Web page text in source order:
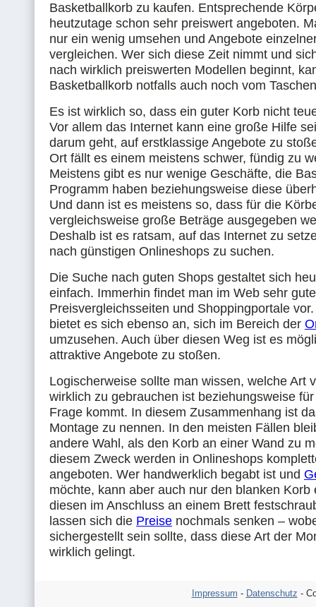
Basketballkorb zu kaufen. Entsprechende
heutzutage schon sehr preiswert angeboten.
nur ein wenig umsehen und Angebote
vergleichen. Wer sich diese Zeit nimmt und
nach wirklich preiswerten Modellen beginnt,
Basketballkorb notfalls auch noch vom
Es ist wirklich so, dass ein guter Korb nicht
Vor allem das Internet kann eine große Hilfe
darum geht, auf erstklassige Angebote zu
Ort fällt es einem meistens schwer, fündig zu
Meistens gibt es nur wenige Geschäfte, die
Programm haben beziehungsweise diese
Und dann ist es meistens so, dass für die
vergleichsweise große Beträge ausgegeben
Deshalb ist es ratsam, auf das Internet zu
nach günstigen Onlineshops zu suchen.
Die Suche nach guten Shops gestaltet sich
einfach. Immerhin findet man im Web sehr gute
Preisvergleichsseiten und Shoppingportale
bietet es sich ebenso an, sich im Bereich der
umzusehen. Auch über diesen Weg ist es
attraktive Angebote zu stoßen.
Logischerweise sollte man wissen, welche Art
wirklich zu gebrauchen ist beziehungsweise
Frage kommt. In diesem Zusammenhang ist
Montage zu nennen. In den meisten Fällen
andere Wahl, als den Korb an einer Wand zu
diesem Zweck werden in Onlineshops
angeboten. Wer handwerklich begabt ist und
möchte, kann aber auch nur den blanken Korb
diesen im Anschluss an einem Brett
lassen sich die Preise nochmals senken –
sichergestellt sein sollte, dass diese Art der
wirklich gelingt.
Impressum - Datenschutz -